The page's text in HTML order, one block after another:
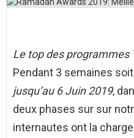
Le top des programmes
Pendant 3 semaines
jusqu’au 6 Juin 2019,
deux phases sur sur
internautes ont la